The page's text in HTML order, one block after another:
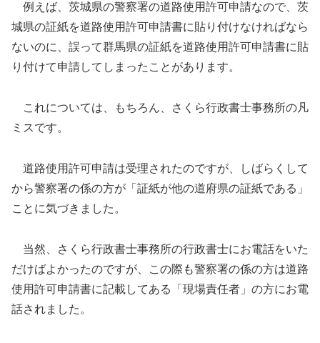
例えば、茨城県の警察署の道路使用許可申請なので、茨
城県の証紙を道路使用許可申請書に貼り付けなければなら
ないのに、誤って群馬県の証紙を道路使用許可申請書に貼
り付けて申請してしまったことがあります。
これについては、もちろん、さくら行政書士事務所の凡
ミスです。
道路使用許可申請は受理されたのですが、しばらくして
から警察署の係の方が「証紙が他の道府県の証紙である」
ことに気づきました。
当然、さくら行政書士事務所の行政書士にお電話をいた
だけばよかったのですが、この際も警察署の係の方は道路
使用許可申請書に記載してある「現場責任者」の方にお電
話されました。